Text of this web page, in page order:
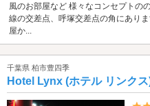
風のお部屋など 様々なコンセプトの
線の交差点、呼塚交差点の角にあり
屋か...
千葉県 柏市豊四季
Hotel Lynx (ホテル リンク